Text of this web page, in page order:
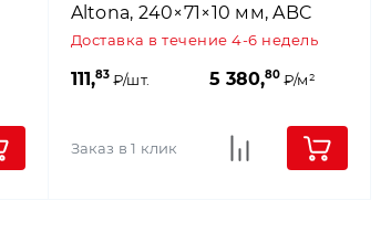
Altona, 240×71×10 мм, ABC
Klinkergruppe
Доставка в течение 4-6 недель
111,83₽/шт. 5 380,80₽/м²
Заказ в 1 клик